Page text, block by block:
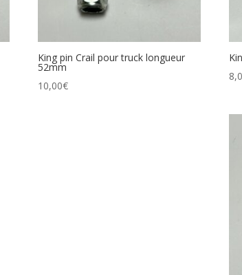
King pin Crail pour truck longueur
52mm
10,00€